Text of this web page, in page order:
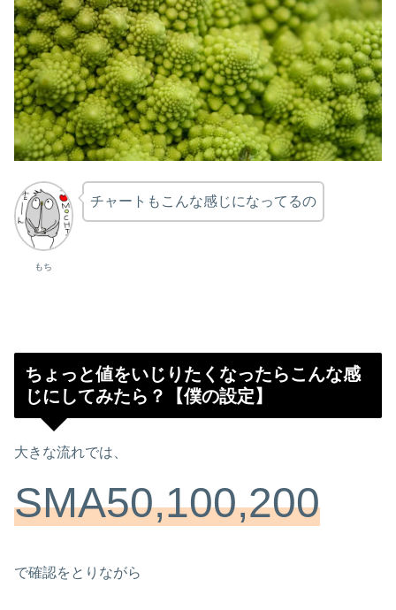
もち
チャートもこんな感じになってるの
ちょっと値をいじりたくなったらこんな感
じにしてみたら？【僕の設定】
大きな流れでは、
SMA50,100,200
で確認をとりながら